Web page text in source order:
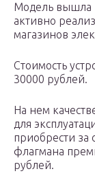
Модель вышла
активно
магазинов
Стоимость
30000 рублей.
На нем
для
приобрести за
флагмана
рублей.